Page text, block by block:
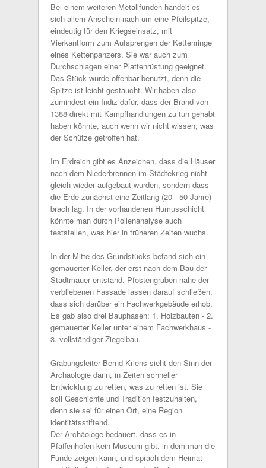
Bei einem weiteren Metallfunden handelt es
sich allem Anschein nach um eine Pfeilspitze,
eindeutig für den Kriegseinsatz, mit
Vierkantform zum Aufsprengen der Kettenringe
eines Kettenpanzers. Sie war auch zum
Durchschlagen einer Plattenrüstung geeignet.
Das Stück wurde offenbar benutzt, denn die
Spitze ist leicht gestaucht. Wir haben also
zumindest ein Indiz dafür, dass der Brand von
1388 direkt mit Kampfhandlungen zu tun gehabt
haben könnte, auch wenn wir nicht wissen, was
der Schütze getroffen hat.
Im Erdreich gibt es Anzeichen, dass die Häuser
nach dem Niederbrennen im Städtekrieg nicht
gleich wieder aufgebaut wurden, sondern dass
die Erde zunächst eine Zeitlang (20 - 50 Jahre)
brach lag. In der vorhandenen Humusschicht
könnte man durch Pollenanalyse auch
feststellen, was hier in früheren Zeiten wuchs.
In der Mitte des Grundstücks befand sich ein
gemauerter Keller, der erst nach dem Bau der
Stadtmauer entstand. Pfostengruben nahe der
verbliebenen Fassade lassen darauf schließen,
dass sich darüber ein Fachwerkgebäude erhob.
Es gab also drei Bauphasen: 1. Holzbauten - 2.
gemauerter Keller unter einem Fachwerkhaus -
3. vollständiger Ziegelbau.
Grabungsleiter Bernd Kriens sieht den Sinn der
Archäologie darin, in Zeiten schneller
Entwicklung zu retten, was zu retten ist. Sie
soll Geschichte und Tradition festzuhalten,
denn sie sei für einen Ort, eine Region
identitätsstiftend.
Der Archäologe bedauert, dass es in
Pfaffenhofen kein Museum gibt, in dem man die
Funde zeigen kann, und sprach dem Heimat-